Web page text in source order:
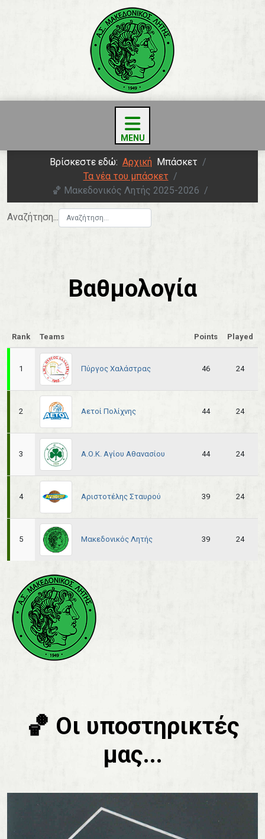
Βρίσκεστε εδώ: Αρχική Μπάσκετ
Τα νέα του μπάσκετ
🏀 Μακεδονικός Λητής 2025-2026
Αναζήτηση...
Βαθμολογία
Rank Teams Points Played
1 Πύργος Χαλάστρας 46 24
2 Αετοί Πολίχνης 44 24
3 Α.Ο.Κ. Αγίου Αθανασίου 44 24
4 Αριστοτέλης Σταυρού 39 24
5 Μακεδονικός Λητής 39 24
🏀 Οι υποστηρικτές
μας...